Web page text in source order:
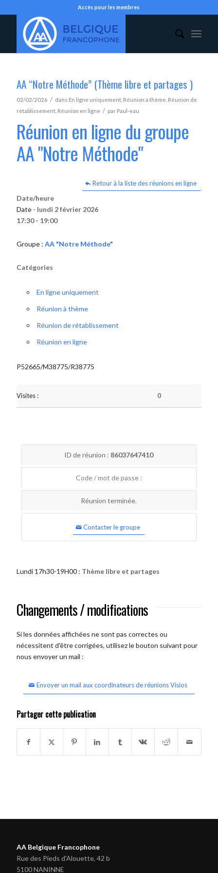
Accès pour les membres
AA “Notre Méthode” (Thème libre et partages )
02/02/2026 / dans En ligne uniquement, Réunion à thème Réunion de
rétablissement, Réunion en ligne / par Paul-eau
Réunion en ligne du groupe
AA "Notre Méthode"
Retour à la liste des réunions en ligne
Date/heure
Date - lundi 2 février 2026
17:30 - 19:00
Groupe : AA "Notre Méthode"
Catégories
En ligne uniquement
Réunion à thème
Réunion de rétablissement
Réunion en ligne
P52665/M38775/R38775
Visites : 0
ID de réunion : 86037647410
Code / mot de passe :
Réunion terminée.
Contacter le groupe
Lundi 17h30-19H00 : Thème libre et partages
Changements / modifications
Si les données affichées ne sont pas correctes ou
nécessitent d'être corrigées, utilisez le bouton suivant pour
nous envoyer un mail :
Envoyer un mail aux coordinateurs de réunions Visios
Partager cette publication
AA Belgique Francophone
Rue des Pieds d'Alouette, 42 b
5100 NANINNE